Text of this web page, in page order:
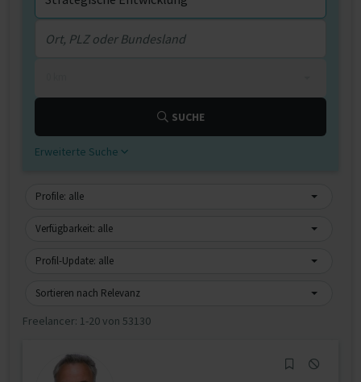
SUCHE
Erweiterte Suche
Profile: alle
Verfügbarkeit: alle
Profil-Update: alle
Sortieren nach Relevanz
Freelancer: 1-20 von 53130